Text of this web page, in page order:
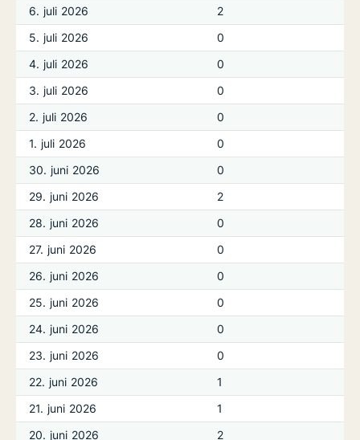
6. juli 2026
2
5. juli 2026
0
4. juli 2026
0
3. juli 2026
0
2. juli 2026
0
1. juli 2026
0
30. juni 2026
0
29. juni 2026
2
28. juni 2026
0
27. juni 2026
0
26. juni 2026
0
25. juni 2026
0
24. juni 2026
0
23. juni 2026
0
22. juni 2026
1
21. juni 2026
1
20. juni 2026
2